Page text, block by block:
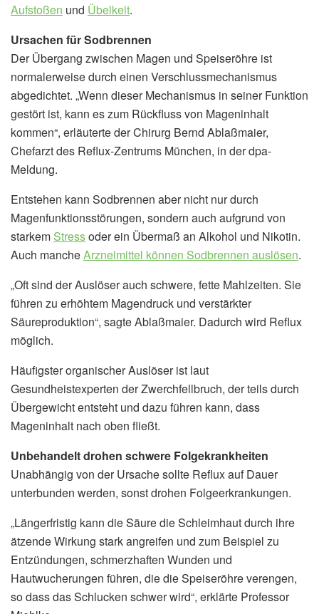
Aufstoßen und Übelkeit.
Ursachen für Sodbrennen
Der Übergang zwischen Magen und Speiseröhre ist
normalerweise durch einen Verschlussmechanismus
abgedichtet. „Wenn dieser Mechanismus in seiner Funktion
gestört ist, kann es zum Rückfluss von Mageninhalt
kommen“, erläuterte der Chirurg Bernd Ablaßmaier,
Chefarzt des Reflux-Zentrums München, in der dpa-
Meldung.
Entstehen kann Sodbrennen aber nicht nur durch
Magenfunktionsstörungen, sondern auch aufgrund von
starkem Stressoder ein Übermaß an Alkohol und Nikotin.
Auch mancheArzneimittel können Sodbrennen auslösen.
„Oft sind der Auslöser auch schwere, fette Mahlzeiten. Sie
führen zu erhöhtem Magendruck und verstärkter
Säureproduktion“, sagte Ablaßmaier. Dadurch wird Reflux
möglich.
Häufigster organischer Auslöser ist laut
Gesundheistexperten der Zwerchfellbruch, der teils durch
Übergewicht entsteht und dazu führen kann, dass
Mageninhalt nach oben fließt.
Unbehandelt drohen schwere Folgekrankheiten
Unabhängig von der Ursache sollte Reflux auf Dauer
unterbunden werden, sonst drohen Folgeerkrankungen.
„Längerfristig kann die Säure die Schleimhaut durch ihre
ätzende Wirkung stark angreifen und zum Beispiel zu
Entzündungen, schmerzhaften Wunden und
Hautwucherungen führen, die die Speiseröhre verengen,
so dass das Schlucken schwer wird“, erklärte Professor